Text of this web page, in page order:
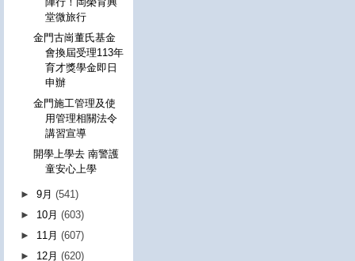
堂微旅行
金門古崗董氏基金
會換屆受理113年
育才獎學金即日
申辦
金門施工管理及使
用管理相關法令
講習宣導
開學上學去 南警護
童安心上學
►9月(541)
► 10月(603)
► 11月(607)
► 12月(620)